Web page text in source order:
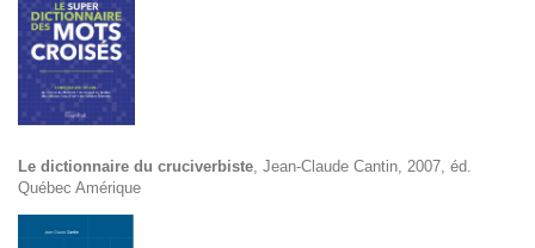
Le dictionnaire du cruciverbiste , Jean-Claude Cantin, 2007, éd.
Québec Amérique